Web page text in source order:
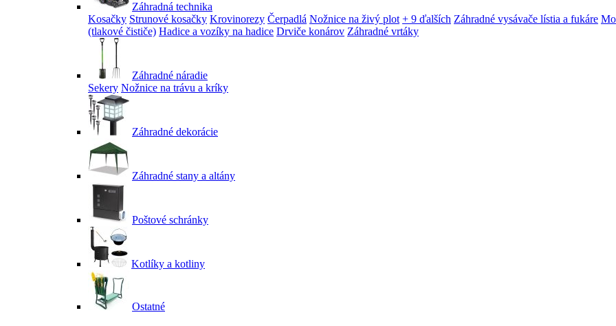
Záhradná technika
Kosačky Strunové kosačky Krovinorezy Čerpadlá Nožnice na živý plot + 9 ďalších Záhradné vysávače lístia a fukáre
(tlakové čističe) Hadice a vozíky na hadice Drviče konárov Záhradné vrtáky
Záhradné náradie
Sekery Nožnice na trávu a kríky
Záhradné dekorácie
Záhradné stany a altány
Poštové schránky
Kotlíky a kotliny
Ostatné